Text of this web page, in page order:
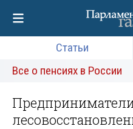
Статьи
Все о пенсиях в России